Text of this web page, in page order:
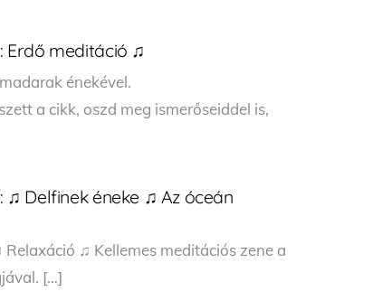
Erdő meditáció ♫
énekével.
a cikk, oszd meg ismerőseiddel is,
♫ Delfinek éneke ♫ Az óceán
♫ Kellemes meditációs zene a
[…]